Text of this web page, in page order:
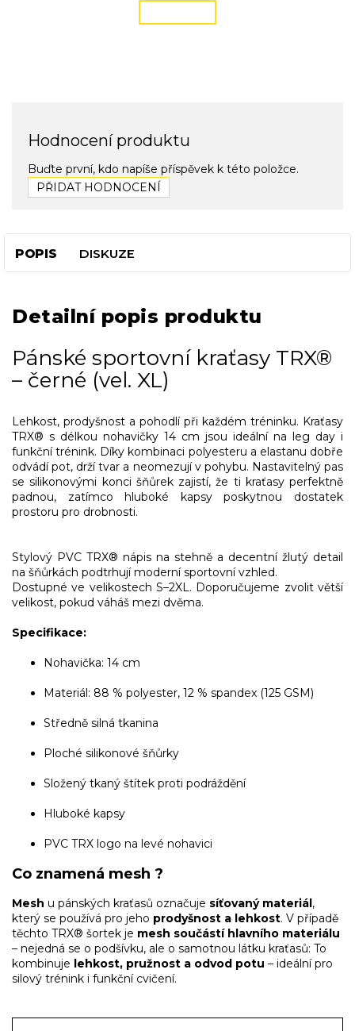
Hodnocení produktu
Buďte první, kdo napíše příspěvek k této položce.
PŘIDAT HODNOCENÍ
POPIS DISKUZE
Detailní popis produktu
Pánské sportovní kraťasy TRX®
– černé (vel. XL)
Lehkost, prodyšnost a pohodlí při každém tréninku. Kraťasy
TRX® s délkou nohavičky 14 cm jsou ideální na leg day i
funkční trénink. Díky kombinaci polyesteru a elastanu dobře
odvádí pot, drží tvar a neomezují v pohybu. Nastavitelný pas
se silikonovými konci šňůrek zajistí, že ti kraťasy perfektně
padnou, zatímco hluboké kapsy poskytnou dostatek
prostoru pro drobnosti.
Stylový PVC TRX® nápis na stehně a decentní žlutý detail
na šňůrkách podtrhují moderní sportovní vzhled.
Dostupné ve velikostech S–2XL. Doporučujeme zvolit větší
velikost, pokud váháš mezi dvěma.
Specifikace:
Nohavička: 14 cm
Materiál: 88 % polyester, 12 % spandex (125 GSM)
Středně silná tkanina
Ploché silikonové šňůrky
Složený tkaný štítek proti podráždění
Hluboké kapsy
PVC TRX logo na levé nohavici
Co znamená mesh ?
Mesh u pánských kraťasů označuje síťovaný materiál,
který se používá pro jeho prodyšnost a lehkost. V případě
těchto TRX® šortek je mesh součástí hlavního materiálu
– nejedná se o podšívku, ale o samotnou látku kraťasů: To
kombinuje lehkost, pružnost a odvod potu – ideální pro
silový trénink i funkční cvičení.